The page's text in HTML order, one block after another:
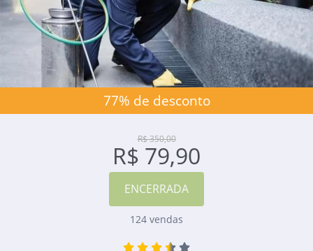
77% de desconto
R$ 350,00
R$ 79,90
124 vendas